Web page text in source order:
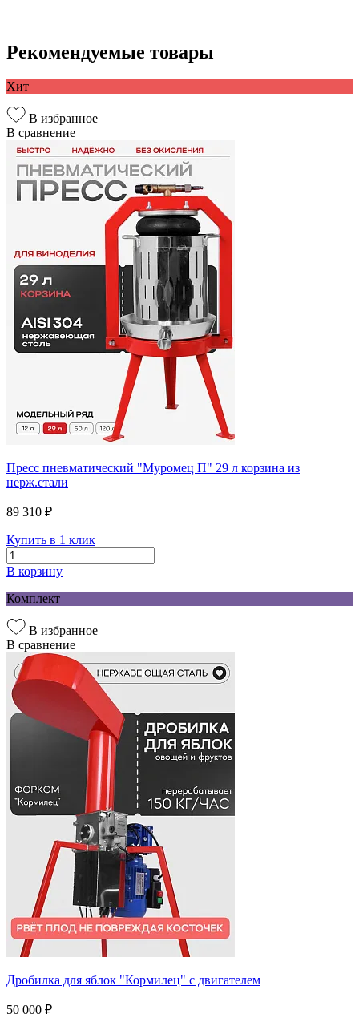
Рекомендуемые товары
Хит
В избранное
В сравнение
Пресс пневматический "Муромец П" 29 л корзина из
нерж.стали
89 310 ₽
Купить в 1 клик
В корзину
Комплект
В избранное
В сравнение
Дробилка для яблок "Кормилец" с двигателем
50 000 ₽